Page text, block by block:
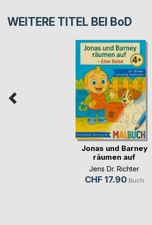
WEITERE TITEL BEI BoD
Jonas und Barney
räumen auf
Jens Dr. Richter
CHF 17.90 Buch